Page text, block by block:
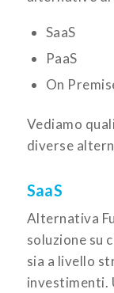
SaaS
PaaS
On
Vediamo
diverse
SaaS
Alternativa
soluzione su
sia a livello
investimenti.